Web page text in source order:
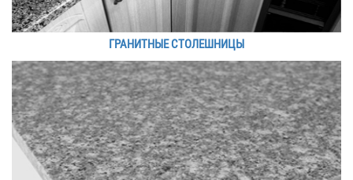
ГРАНИТНЫЕ СТОЛЕШНИЦЫ